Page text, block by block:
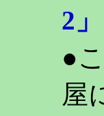
2」
●
屋